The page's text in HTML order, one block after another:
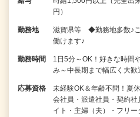
円）
勤務地
滋賀県等 ◆勤務地多数♪ご
働けます♪
勤務時間
1日5分～OK！好きな時間
み～中長期まで幅広く大歓
応募資格
未経験OK＆年齢不問！夏
会社員・派遣社員・契約
イト・主婦（夫）・フリ